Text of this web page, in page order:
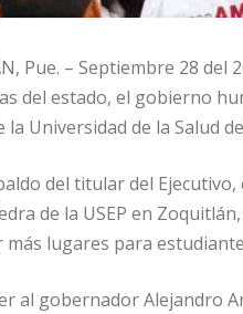
Pue. – Septiembre 28
del estado, el gobierno
la Universidad de la Salud
del titular del
de la USEP en
más lugares para
al gobernador Alejandro